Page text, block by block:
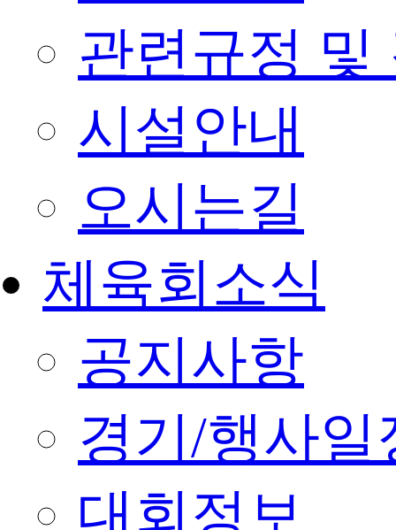
관련규정 및
시설안내
오시는길
체육회소식
공지사항
경기/행사일
대회정보